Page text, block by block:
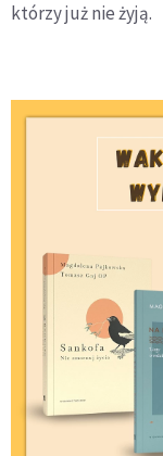
którzy już nie żyją.